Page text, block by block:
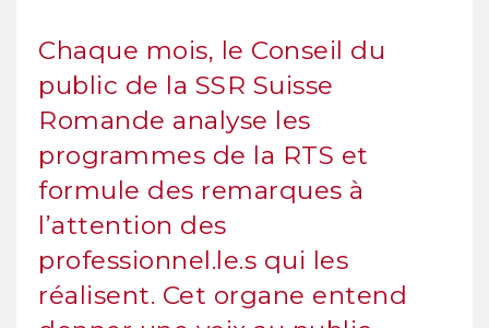
Chaque mois, le Conseil du
public de la SSR Suisse
Romande analyse les
programmes de la RTS et
formule des remarques à
l’attention des
professionnel.le.s qui les
réalisent. Cet organe entend